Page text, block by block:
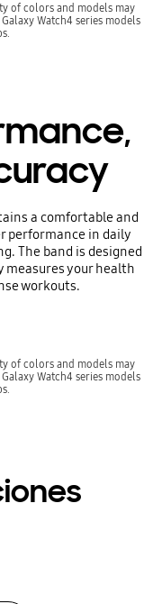
of colors and models may
Watch4 series models
a comfortable and
performance in daily
The band is designed
measures your health
workouts.
of colors and models may
Watch4 series models